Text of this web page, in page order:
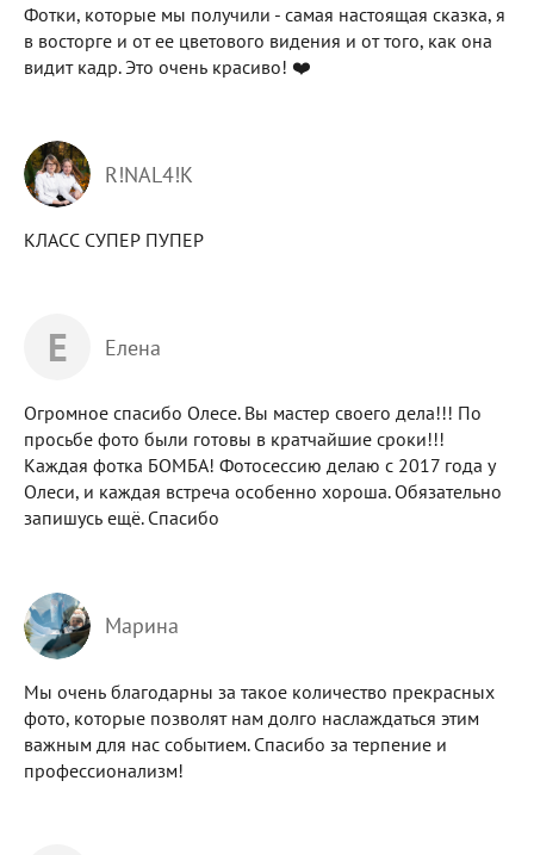
Фотки, которые мы получили - самая настоящая сказка, я
в восторге и от ее цветового видения и от того, как она
видит кадр. Это очень красиво! ❤️
R!NAL4!K
КЛАСС СУПЕР ПУПЕР
Е Елена
Огромное спасибо Олесе. Вы мастер своего дела!!! По
просьбе фото были готовы в кратчайшие сроки!!!
Каждая фотка БОМБА! Фотосессию делаю с 2017 года у
Олеси, и каждая встреча особенно хороша. Обязательно
запишусь ещё. Спасибо
Марина
Мы очень благодарны за такое количество прекрасных
фото, которые позволят нам долго наслаждаться этим
важным для нас событием. Спасибо за терпение и
профессионализм!